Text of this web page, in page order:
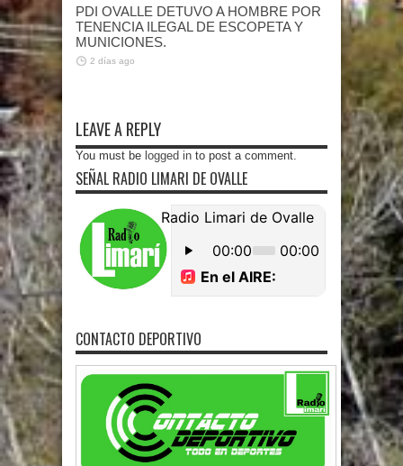
PDI OVALLE DETUVO A HOMBRE POR
TENENCIA ILEGAL DE ESCOPETA Y
MUNICIONES.
2 días ago
LEAVE A REPLY
You must be logged in to post a comment.
SEÑAL RADIO LIMARI DE OVALLE
CONTACTO DEPORTIVO